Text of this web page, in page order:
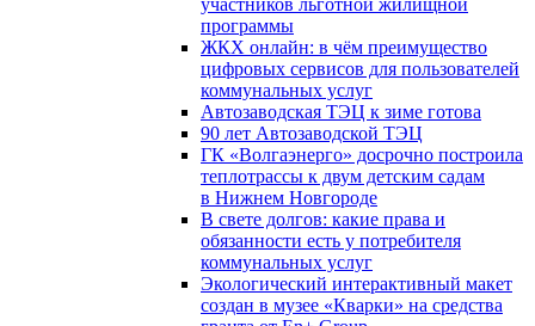
участников льготной жилищной
программы
ЖКХ онлайн: в чём преимущество
цифровых сервисов для пользователей
коммунальных услуг
Автозаводская ТЭЦ к зиме готова
90 лет Автозаводской ТЭЦ
ГК «Волгаэнерго» досрочно построила
теплотрассы к двум детским садам
в Нижнем Новгороде
В свете долгов: какие права и
обязанности есть у потребителя
коммунальных услуг
Экологический интерактивный макет
создан в музее «Кварки» на средства